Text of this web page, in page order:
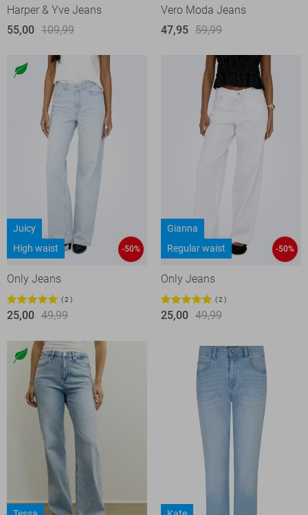
Harper & Yve Jeans
55,00 109,99
Vero Moda Jeans
47,95 59,99
Juicy
High waist
-50%
Only Jeans
2
25,00 49,99
Gianna
Regular waist
-50%
Only Jeans
2
25,00 49,99